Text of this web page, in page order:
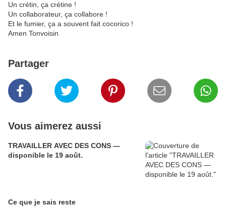
Un crétin, ça crétine !
Un collaborateur, ça collabore !
Et le fumier, ça a souvent fait cocorico !
Amen Tonvoisin
Partager
Vous aimerez aussi
TRAVAILLER AVEC DES CONS —
disponible le 19 août.
Ce que je sais reste